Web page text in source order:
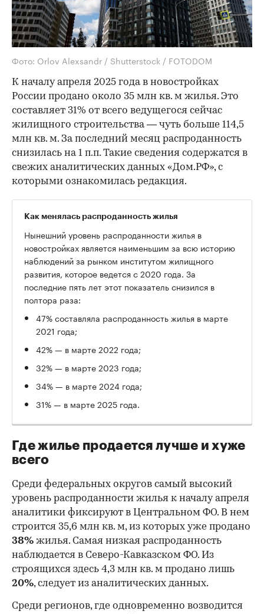
Фото: Orlov Alexsandr / Shutterstock / FOTODOM
К началу апреля 2025 года в новостройках
России продано около 35 млн кв. м жилья. Это
составляет 31% от всего ведущегося сейчас
жилищного строительства — чуть больше 114,5
млн кв. м. За последний месяц распроданность
снизилась на 1 п.п. Такие сведения содержатся в
свежих аналитических данных «Дом.РФ», с
которыми ознакомилась редакция.
Как менялась распроданность жилья
Нынешний уровень распроданности жилья в
новостройках является наименьшим за всю историю
наблюдений за рынком институтом жилищного
развития, которое ведется с 2020 года. За
последние пять лет этот показатель снизился в
полтора раза:
47% составляла распроданность жилья в марте
2021 года;
42% — в марте 2022 года;
32% — в марте 2023 года;
34% — в марте 2024 года;
31% — в марте 2025 года.
Где жилье продается лучше и хуже
всего
Среди федеральных округов самый высокий
уровень распроданности жилья к началу апреля
аналитики фиксируют в Центральном ФО. В нем
строится 35,6 млн кв. м, из которых уже продано
38% жилья. Самая низкая распроданность
наблюдается в Северо-Кавказском ФО. Из
строящихся здесь 4,3 млн кв. м продано лишь
20%, следует из аналитических данных.
Среди регионов, где одновременно возводится